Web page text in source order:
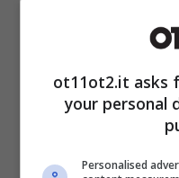
Chi erano
Galli
per sentirle vicine.
ot11ot2.it asks
your personal
Personalised